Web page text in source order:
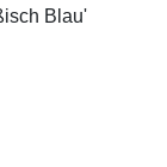
Blau'